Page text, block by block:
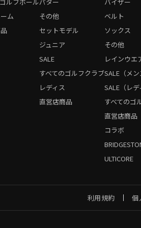
ム
レディス
直営店商品
その他
セットモデル
ジュニア
SALE
すべてのゴルフクラブ
直営店商品
コラボ
ULTICORE
ベルト
ソックス
その他
レインウエ
SALE（メン
SALE（レデ
すべてのゴ
利用規約 個